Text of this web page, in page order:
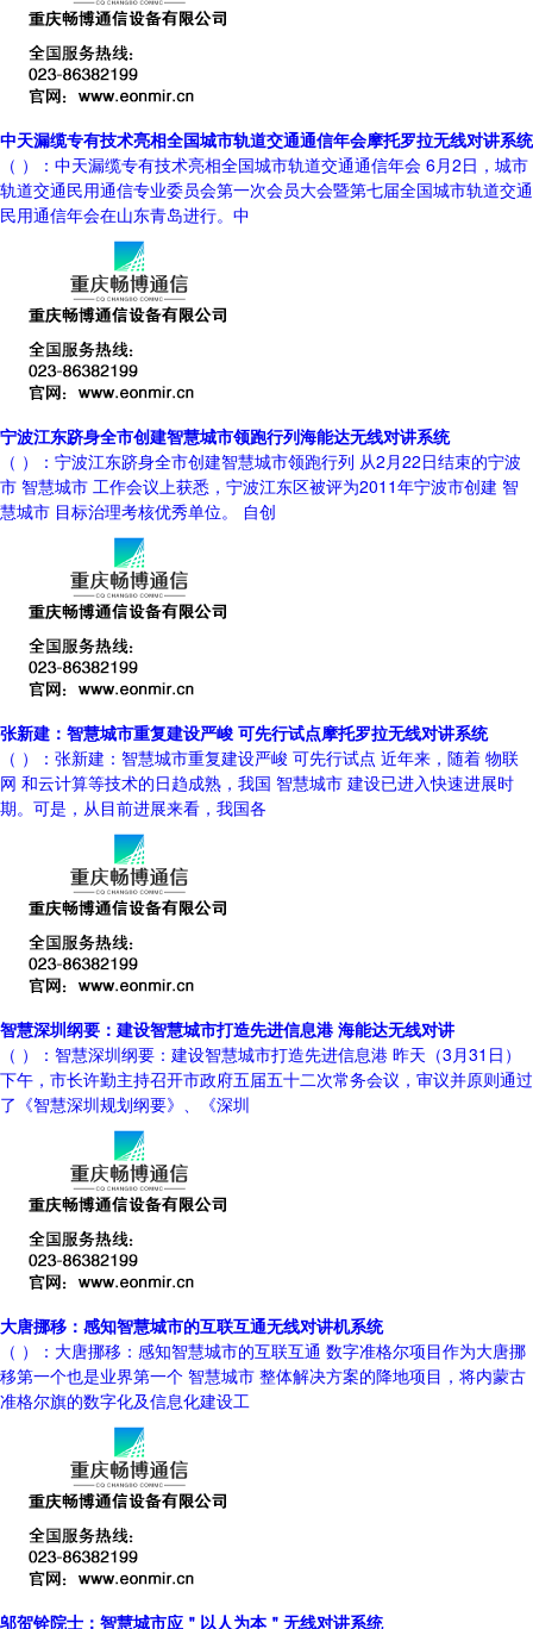
中天漏缆专有技术亮相全国城市轨道交通通信年会摩托罗拉无线对讲系统
（ ）：中天漏缆专有技术亮相全国城市轨道交通通信年会 6月2日，城市
轨道交通民用通信专业委员会第一次会员大会暨第七届全国城市轨道交通
民用通信年会在山东青岛进行。中
宁波江东跻身全市创建智慧城市领跑行列海能达无线对讲系统
（ ）：宁波江东跻身全市创建智慧城市领跑行列 从2月22日结束的宁波
市 智慧城市 工作会议上获悉，宁波江东区被评为2011年宁波市创建 智
慧城市 目标治理考核优秀单位。 自创
张新建：智慧城市重复建设严峻 可先行试点摩托罗拉无线对讲系统
（ ）：张新建：智慧城市重复建设严峻 可先行试点 近年来，随着 物联
网 和云计算等技术的日趋成熟，我国 智慧城市 建设已进入快速进展时
期。可是，从目前进展来看，我国各
智慧深圳纲要：建设智慧城市打造先进信息港 海能达无线对讲
（ ）：智慧深圳纲要：建设智慧城市打造先进信息港 昨天（3月31日）
下午，市长许勤主持召开市政府五届五十二次常务会议，审议并原则通过
了《智慧深圳规划纲要》、《深圳
大唐挪移：感知智慧城市的互联互通无线对讲机系统
（ ）：大唐挪移：感知智慧城市的互联互通 数字准格尔项目作为大唐挪
移第一个也是业界第一个 智慧城市 整体解决方案的降地项目，将内蒙古
准格尔旗的数字化及信息化建设工
邬贺铨院士：智慧城市应＂以人为本＂无线对讲系统